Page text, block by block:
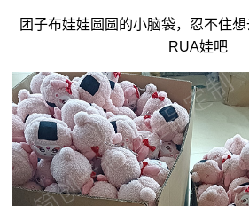
团子布娃娃 圆圆的小脑袋，忍不住
RUA娃吧